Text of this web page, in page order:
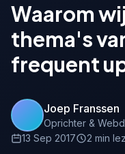
Waarom
thema's
frequent
Joep Franssen
Oprichter &
13 Sep 2017
2 min